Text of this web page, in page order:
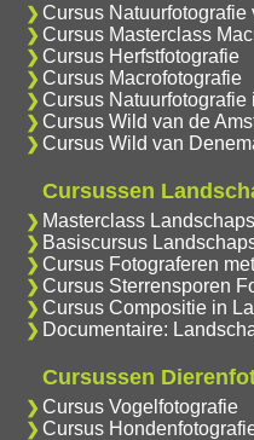
Cursus Natuurfotografie
Cursus Masterclass
Cursus Herfstfotografie
Cursus Macrofotografie
Cursus Natuurfotografie
Cursus Wild van de
Cursus Wild van
Cursussen
Masterclass
Basiscursus
Cursus Fotograferen
Cursus Sterrensporen
Cursus Compositie in
Documentaire:
Cursussen
Cursus Vogelfotografie
Cursus